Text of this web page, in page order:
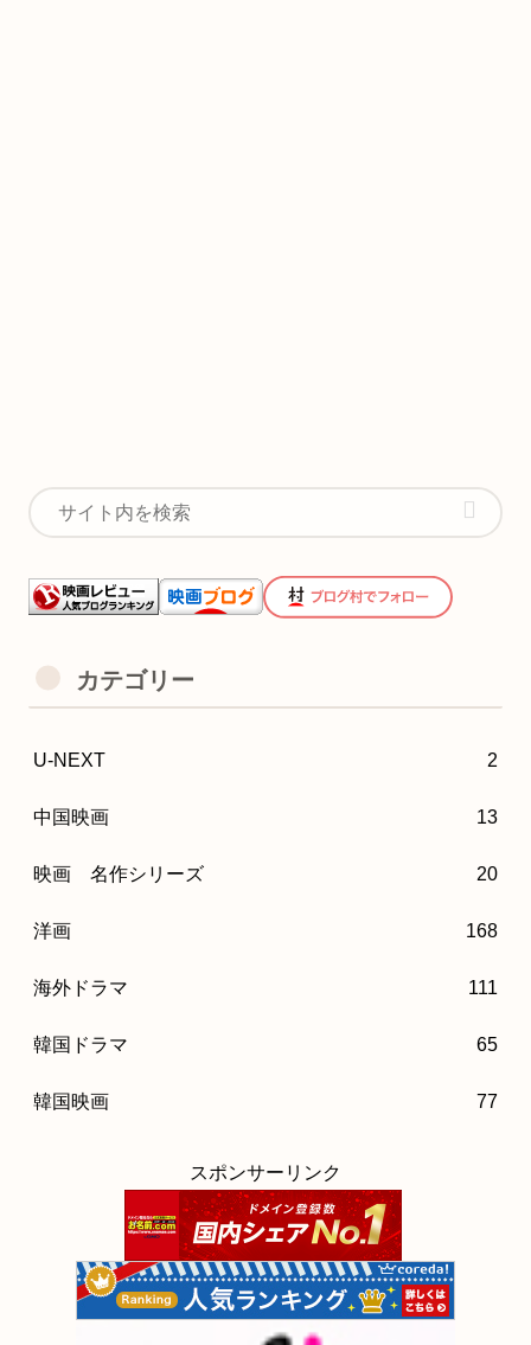
カテゴリー
U-NEXT 2
中国映画 13
映画 名作シリーズ 20
洋画 168
海外ドラマ 111
韓国ドラマ 65
韓国映画 77
スポンサーリンク